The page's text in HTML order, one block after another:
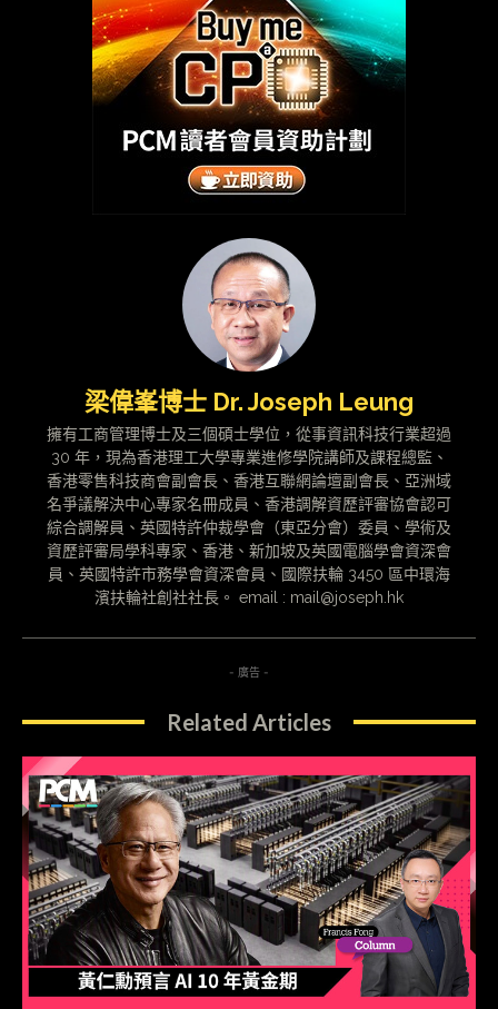
梁偉峯博士 Dr. Joseph Leung
擁有工商管理博士及三個碩士學位，從事資訊科技行業超過
30 年，現為香港理工大學專業進修學院講師及課程總監、
香港零售科技商會副會長、香港互聯網論壇副會長、亞洲域
名爭議解決中心專家名冊成員、香港調解資歷評審協會認可
綜合調解員、英國特許仲裁學會（東亞分會）委員、學術及
資歷評審局學科專家、香港、新加坡及英國電腦學會資深會
員、英國特許市務學會資深會員、國際扶輪 3450 區中環海
濱扶輪社創社社長。 email : mail@joseph.hk
- 廣告 -
Related Articles